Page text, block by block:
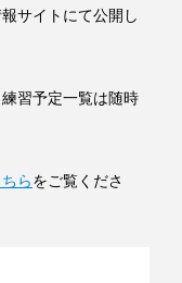
サイトにて公開し
習予定一覧は随時
らをご覧くださ